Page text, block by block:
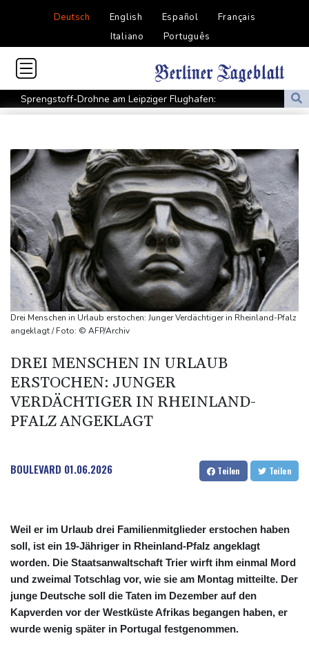
Deutsch English Español
Français
Italiano
Português
Sprengstoff-Drohne am Leipziger Flughafen:
Bundesanwaltschaft übernimmt Ermittlungen
Millionen Dollar zahlen
Regierung und Opposition in Venezuela beginnen offiziellen
Dialog - ohne Machado
USA wollen bei Visa-Anträgen offenbar Online-Aktivitäten noch
stärker überprüfen
Röwekamp: Innenministerium muss zentral für Drohnenabwehr
zuständig sein
Trump unternimmt neuen Vorstoß im Streit um US-
Staatsbürgerschaft
Erdogan reist zu Dreier-Gipfel mit Pakistan nach Saudi-Arabien
kündigt Vergeltung an
UEFA hält an FIFA-Boykott fest - CAF hält zu Infantino
Jemen: 38 Soldaten bei Huthi-Angriffen getötet - Regierung
kündigt Vergeltung an
Drei Menschen in Urlaub erstochen: Junger Verdächtiger in Rheinland-Pfalz
angeklagt / Foto: © AFP/Archiv
DREI MENSCHEN IN URLAUB
ERSTOCHEN: JUNGER
VERDÄCHTIGER IN RHEINLAND-
PFALZ ANGEKLAGT
BOULEVARD 01.06.2026 Teilen Teilen
Weil er im Urlaub drei Familienmitglieder erstochen haben
soll, ist ein 19-Jähriger in Rheinland-Pfalz angeklagt
worden. Die Staatsanwaltschaft Trier wirft ihm einmal Mord
und zweimal Totschlag vor, wie sie am Montag mitteilte. Der
junge Deutsche soll die Taten im Dezember auf den
Kapverden vor der Westküste Afrikas begangen haben, er
wurde wenig später in Portugal festgenommen.